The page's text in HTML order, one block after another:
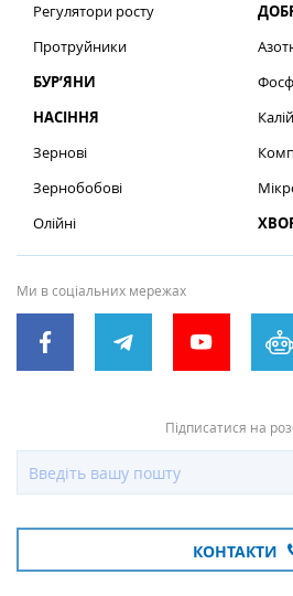
Регулятори росту
Протруйники
БУР’ЯНИ
НАСІННЯ
Зернові
Зернобобові
Олійні
Ми в соціальних мережах
Підписатися на
КОНТАКТИ